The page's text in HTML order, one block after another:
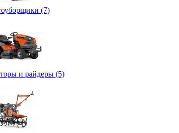
(7)
и райдеры (5)